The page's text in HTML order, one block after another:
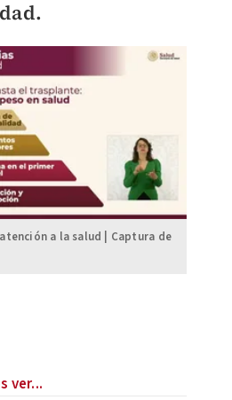
a la salud | Captura de
ver...